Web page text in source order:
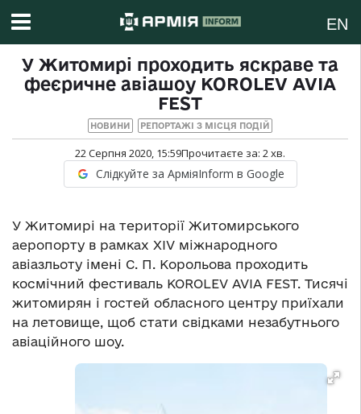
EN
У Житомирі проходить яскраве та
феєричне авіашоу KOROLEV AVIA
FEST
НОВИНИ РЕПОРТАЖІ З МІСЦЯ ПОДІЙ
22 Серпня 2020, 15:59Прочитаєте за: 2хв.
Слідкуйте за АрміяInform в Google
У Житомирі на території Житомирського
аеропорту в рамках XIV міжнародного
авіазльоту імені С. П. Корольова проходить
космічний фестиваль KOROLEV AVIA FEST. Тисячі
житомирян і гостей обласного центру приїхали
на летовище, щоб стати свідками незабутнього
авіаційного шоу.